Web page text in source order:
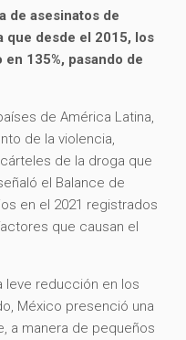
de asesinatos de
que desde el 2015, los
135%, pasando de
de América Latina,
de la violencia,
de la droga que
el Balance de
en el 2021 registrados
que causan el
leve reducción en los
México presenció una
a manera de pequeños